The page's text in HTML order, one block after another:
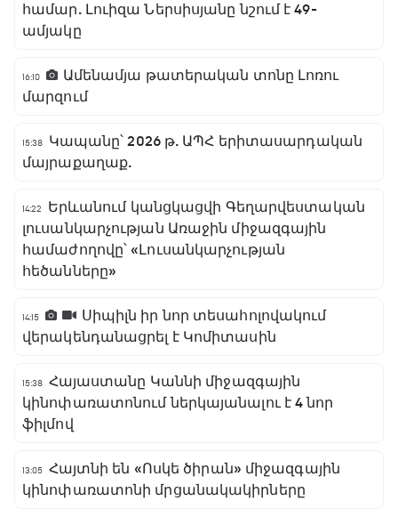
համար. Լուիզա Ներսիսյանը նշում է 49-
ամյակը
16:10
Ամենամյա թատերական տոնը Լոռու
մարզում
15:38
Կապանը՝ 2026 թ. ԱՊՀ երիտասարդական
մայրաքաղաք.
14:22
Երևանում կանցկացվի Գեղարվեստական
լուսանկարչության Առաջին միջազգային
համաժողովը՝ «Լուսանկարչության
հեծանները»
14:15
Սիպիլն իր նոր տեսահոլովակում
վերակենդանացրել է Կոմիտասին
15:38 Հայաստանը Կաննի միջազգային
կինոփառատոնում ներկայանալու է 4 նոր
ֆիլմով
13:05 Հայտնի են «Ոսկե ծիրան» միջազգային
կինոփառատոնի մրցանակակիրները